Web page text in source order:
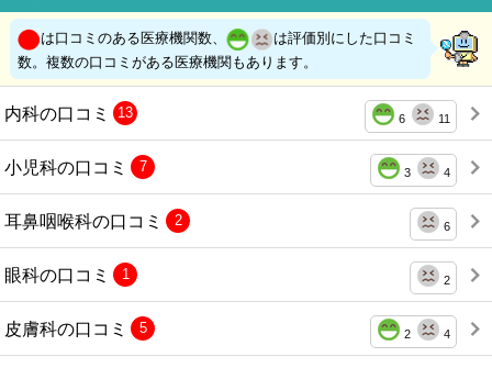
は口コミのある医療機関数、
は評価別にした口コミ
数。複数の口コミがある医療機関もあります。
内科の口コミ 6 11
13
小児科の口コミ 3 4
7
耳鼻咽喉科の口コミ 6
2
眼科の口コミ 2
1
皮膚科の口コミ 2 4
5